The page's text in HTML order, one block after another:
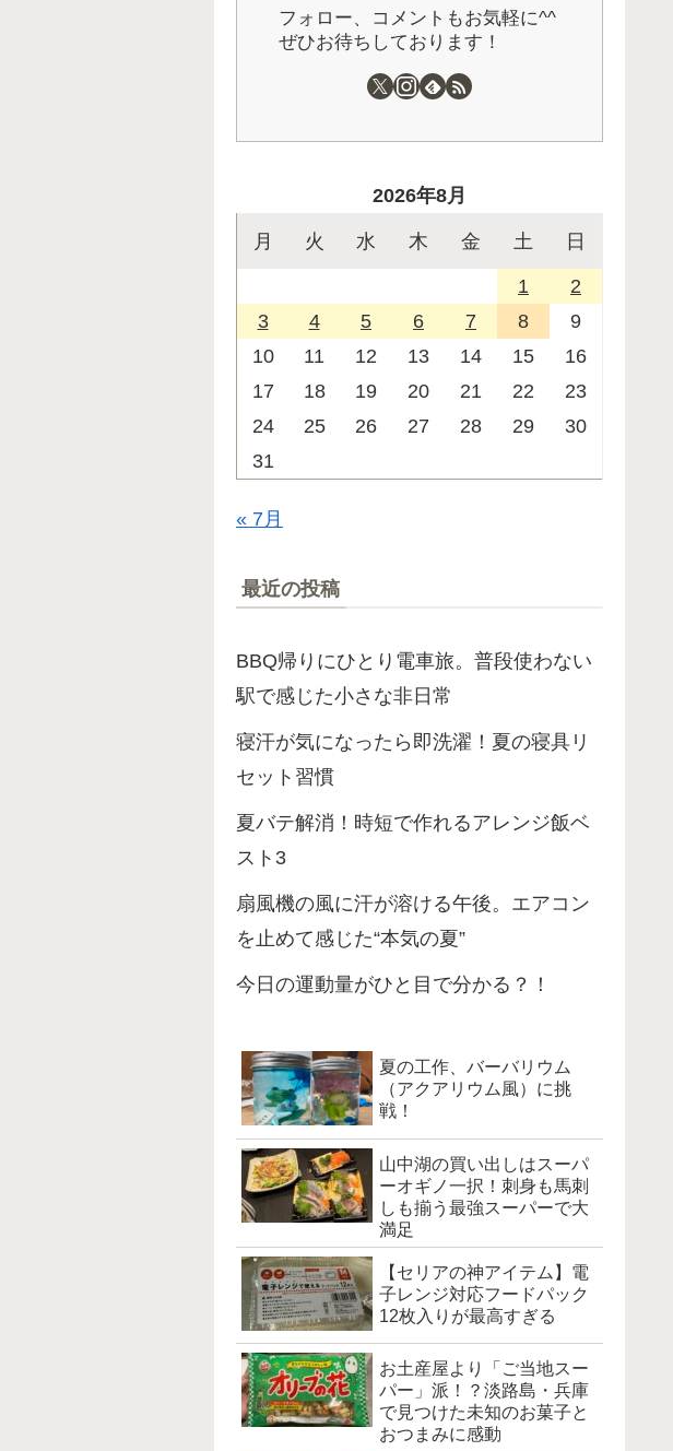
フォロー、コメントもお気軽に^^
ぜひお待ちしております！
2026年8月
月 火 水 木 金 土 日
1
2
3
4 5 6 7 8
9
10
11 12 13 14 15
16
17
18 19 20 21 22
23
24
25 26 27 28 29
30
31
« 7月
最近の投稿
BBQ帰りにひとり電車旅。普段使わない
駅で感じた小さな非日常
寝汗が気になったら即洗濯！夏の寝具リ
セット習慣
夏バテ解消！時短で作れるアレンジ飯ベ
スト3
扇風機の風に汗が溶ける午後。エアコン
を止めて感じた“本気の夏”
今日の運動量がひと目で分かる？！
夏の工作、バーバリウム
（アクアリウム風）に挑
戦！
山中湖の買い出しはスーパ
ーオギノ一択！刺身も馬刺
しも揃う最強スーパーで大
満足
【セリアの神アイテム】電
子レンジ対応フードパック
12枚入りが最高すぎる
お土産屋より「ご当地スー
パー」派！？淡路島・兵庫
で見つけた未知のお菓子と
おつまみに感動